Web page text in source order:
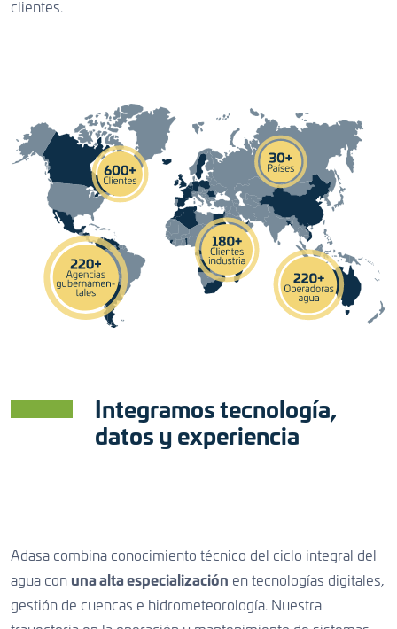
clientes.
Integramos tecnología,
datos y experiencia
Adasa combina conocimiento técnico del ciclo integral del
agua con una alta especialización en tecnologías digitales,
gestión de cuencas e hidrometeorología. Nuestra